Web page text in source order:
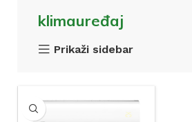
klimauređaj
Prikaži sidebar